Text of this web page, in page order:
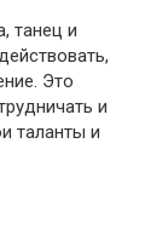
танец и
Это
и
таланты и